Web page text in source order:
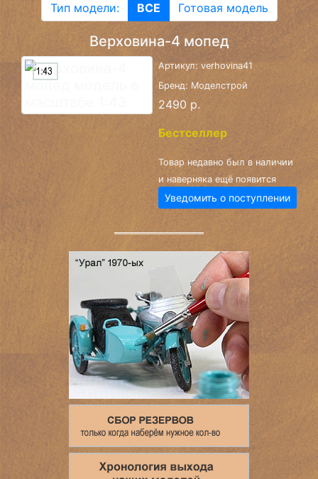
Тип модели: ВСЕ Готовая модель
Верховина-4 мопед
Артикул: verhovina41
Бренд: Моделстрой
2490 р.
Бестселлер
Товар недавно был в наличии
и наверняка ещё появится
Уведомить о поступлении